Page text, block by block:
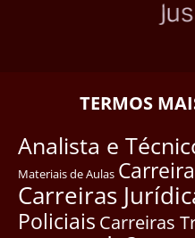
TERMOS
Analista e
Materiais de Aulas
Carreiras
Policiais Carreiras